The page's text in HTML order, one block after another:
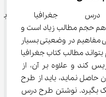
درس جغرافیا
هم حجم مطالب زیاد است و
مفاهیم در وضعیتی بسیار
مطالب کتاب جغرافیا
کند و علاوه بر آن، از
حاصل نماید، باید از طرح
بگیرد. نوشتن طرح درس